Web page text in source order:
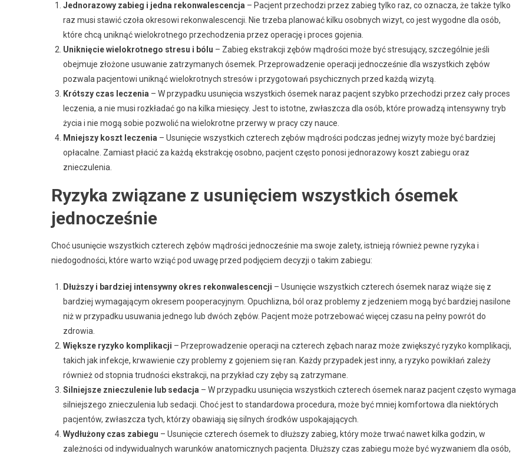
Jednorazowy zabieg i jedna rekonwalescencja – Pacjent przechodzi przez zabieg tylko raz, co oznacza, że także tylko
raz musi stawić czoła okresowi rekonwalescencji. Nie trzeba planować kilku osobnych wizyt, co jest wygodne dla osób,
które chcą uniknąć wielokrotnego przechodzenia przez operację i proces gojenia.
Uniknięcie wielokrotnego stresu i bólu – Zabieg ekstrakcji zębów mądrości może być stresujący, szczególnie jeśli
obejmuje złożone usuwanie zatrzymanych ósemek. Przeprowadzenie operacji jednocześnie dla wszystkich zębów
pozwala pacjentowi uniknąć wielokrotnych stresów i przygotowań psychicznych przed każdą wizytą.
Krótszy czas leczenia – W przypadku usunięcia wszystkich ósemek naraz pacjent szybko przechodzi przez cały proces
leczenia, a nie musi rozkładać go na kilka miesięcy. Jest to istotne, zwłaszcza dla osób, które prowadzą intensywny tryb
życia i nie mogą sobie pozwolić na wielokrotne przerwy w pracy czy nauce.
Mniejszy koszt leczenia – Usunięcie wszystkich czterech zębów mądrości podczas jednej wizyty może być bardziej
opłacalne. Zamiast płacić za każdą ekstrakcję osobno, pacjent często ponosi jednorazowy koszt zabiegu oraz
znieczulenia.
Ryzyka związane z usunięciem wszystkich ósemek
jednocześnie
Choć usunięcie wszystkich czterech zębów mądrości jednocześnie ma swoje zalety, istnieją również pewne ryzyka i
niedogodności, które warto wziąć pod uwagę przed podjęciem decyzji o takim zabiegu:
Dłuższy i bardziej intensywny okres rekonwalescencji – Usunięcie wszystkich czterech ósemek naraz wiąże się z
bardziej wymagającym okresem pooperacyjnym. Opuchlizna, ból oraz problemy z jedzeniem mogą być bardziej nasilone
niż w przypadku usuwania jednego lub dwóch zębów. Pacjent może potrzebować więcej czasu na pełny powrót do
zdrowia.
Większe ryzyko komplikacji – Przeprowadzenie operacji na czterech zębach naraz może zwiększyć ryzyko komplikacji,
takich jak infekcje, krwawienie czy problemy z gojeniem się ran. Każdy przypadek jest inny, a ryzyko powikłań zależy
również od stopnia trudności ekstrakcji, na przykład czy zęby są zatrzymane.
Silniejsze znieczulenie lub sedacja – W przypadku usunięcia wszystkich czterech ósemek naraz pacjent często wymaga
silniejszego znieczulenia lub sedacji. Choć jest to standardowa procedura, może być mniej komfortowa dla niektórych
pacjentów, zwłaszcza tych, którzy obawiają się silnych środków uspokajających.
Wydłużony czas zabiegu – Usunięcie czterech ósemek to dłuższy zabieg, który może trwać nawet kilka godzin, w
zależności od indywidualnych warunków anatomicznych pacjenta. Dłuższy czas zabiegu może być wyzwaniem dla osób,